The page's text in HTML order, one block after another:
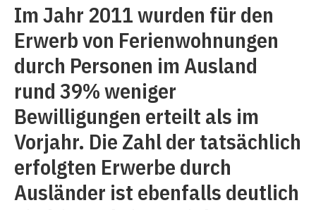
Im Jahr 2011 wurden für den
Erwerb von Ferienwohnungen
durch Personen im Ausland
rund 39% weniger
Bewilligungen erteilt als im
Vorjahr. Die Zahl der tatsächlich
erfolgten Erwerbe durch
Ausländer ist ebenfalls deutlich